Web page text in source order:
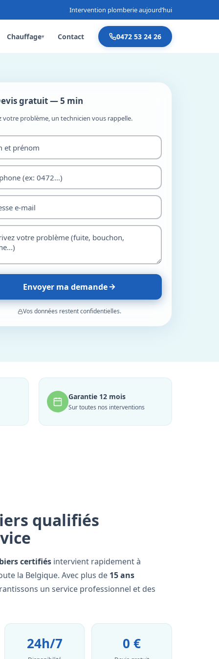
Intervention plomberie aujourd’hui
Chauffage▾ Contact 0472 53 24 26
gratuit — 5 min
votre problème, un technicien vous rappelle.
Envoyer ma demande
Vos données restent confidentielles.
Garantie 12 mois
Sur toutes nos interventions
qualifiés
certifiés intervient rapidement à
la Belgique. Avec plus de 15 ans
un service professionnel et des
24h/7 0 €